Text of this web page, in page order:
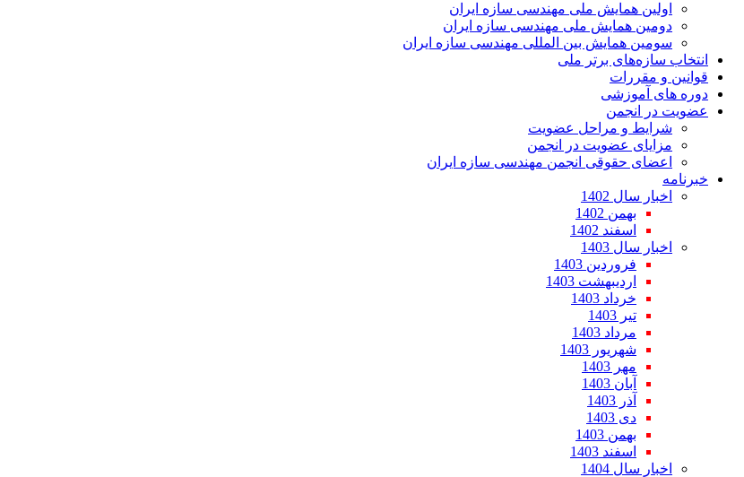
اولین همایش ملی مهندسی سازه ایران
دومین همایش ملی مهندسی سازه ایران
سومین همایش بین المللی مهندسی سازه ایران
انتخاب سازه‌های برتر ملی
قوانین و مقررات
دوره های آموزشی
عضویت در انجمن
شرایط و مراحل عضویت
مزایای عضویت در انجمن
اعضای حقوقی انجمن مهندسی سازه ایران
خبرنامه
اخبار سال 1402
بهمن 1402
اسفند 1402
اخبار سال 1403
فروردین 1403
اردیبهشت 1403
خرداد 1403
تیر 1403
مرداد 1403
شهریور 1403
مهر 1403
آبان 1403
آذر 1403
دی 1403
بهمن 1403
اسفند 1403
اخبار سال 1404